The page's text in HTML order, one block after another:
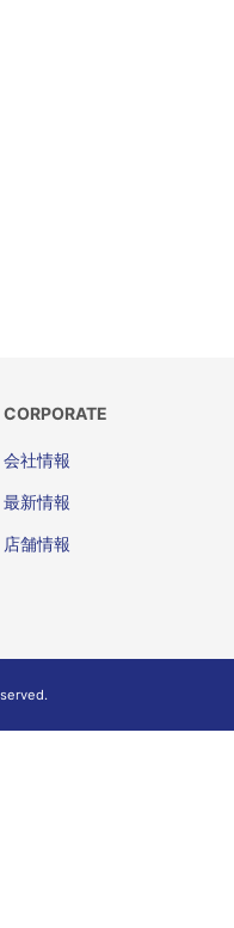
CORPORATE
会社情報
最新情報
店舗情報